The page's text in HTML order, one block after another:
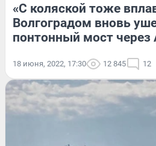
«С коляской тоже
Волгоградом вновь
понтонный мост через
18 июня, 2022, 17:30 12 845 12